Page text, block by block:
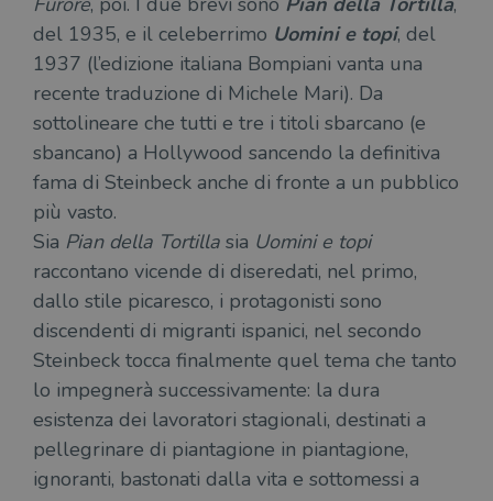
del 1935, e il celeberrimo Uomini e topi, del
1937 (l’edizione italiana Bompiani vanta una
recente traduzione di Michele Mari). Da
sottolineare che tutti e tre i titoli sbarcano (e
sbancano) a Hollywood sancendo la definitiva
fama di Steinbeck anche di fronte a un pubblico
più vasto.
Sia Pian della Tortilla sia Uomini e topi
raccontano vicende di diseredati, nel primo,
dallo stile picaresco, i protagonisti sono
discendenti di migranti ispanici, nel secondo
Steinbeck tocca finalmente quel tema che tanto
lo impegnerà successivamente: la dura
esistenza dei lavoratori stagionali, destinati a
pellegrinare di piantagione in piantagione,
ignoranti, bastonati dalla vita e sottomessi a